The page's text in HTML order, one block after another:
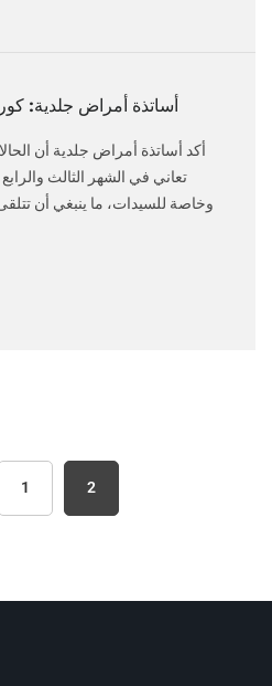
أساتذة أمراض جلدية:
أكد أساتذة أمراض جلدية أن
تعاني في الشهر الثالث
وخاصة للسيدات، ما ينبغي أن
1 2